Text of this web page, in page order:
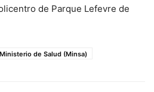
de Parque Lefevre de
Ministerio de Salud (Minsa)